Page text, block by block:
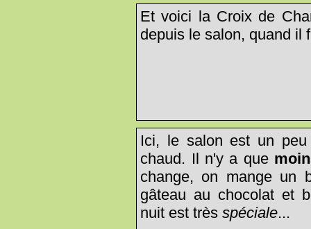
Et voici la Croix de
depuis le salon, quand il
Ici, le salon est un
chaud. Il n'y a que
change, on mange un
gâteau au chocolat et
nuit est trèsspéciale...